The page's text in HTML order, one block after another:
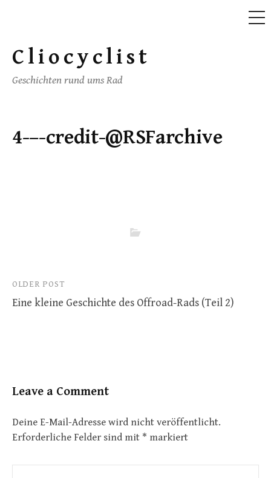
to
content
Cliocyclist
Geschichten rund ums Rad
4-–-credit-@RSFarchive
Post
navigation
OLDER POST
Eine kleine Geschichte des Offroad-Rads (Teil 2)
Leave a Comment
Deine E-Mail-Adresse wird nicht veröffentlicht.
Erforderliche Felder sind mit * markiert